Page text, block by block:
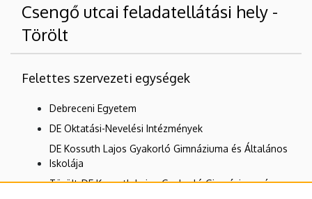
Csengő utcai feladatellátási hely -
Törölt
Felettes szervezeti egységek
Debreceni Egyetem
DE Oktatási-Nevelési Intézmények
DE Kossuth Lajos Gyakorló Gimnáziuma és Általános
Iskolája
Törölt-DE Kossuth Lajos Gyakorló Gimnáziuma és